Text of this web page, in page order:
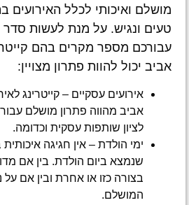
מושלם ואיכותי לכלל האירועים
טעים ונגיש. על מנת לעשות סדר
עבורכם מספר מקרים בהם
אביב יכול להוות פתרון מצויין:
אירועים עסקיים – קייטרינג
אביב מהווה פתרון מושלם
לציון שותפות עסקית וכדומה.
ימי הולדת – אין חגיגה איכותית
שנמצא ביום הולדת. בין אם
בצורה כזו או אחרת ובין אם על
המושלם.